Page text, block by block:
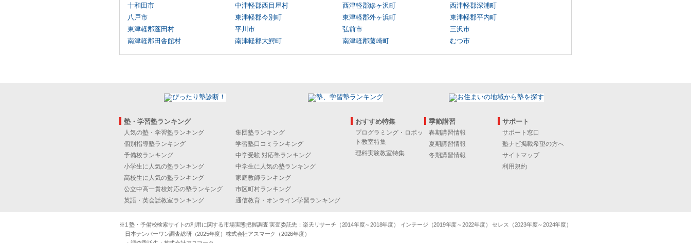
十和田市
中津軽郡西目屋村 西津軽郡鰺ヶ沢町
西津軽郡深浦町
八戸市
東津軽郡今別町 東津軽郡外ヶ浜町
東津軽郡平内町
東津軽郡蓬田村
平川市 弘前市
三沢市
南津軽郡田舎館村
南津軽郡大鰐町 南津軽郡藤崎町 むつ市
塾・学習塾ランキング
人気の塾・学習塾ランキング
集団塾ランキング
個別指導塾ランキング
学習塾口コミランキング
予備校ランキング
中学受験 対応塾ランキング
小学生に人気の塾ランキング
中学生に人気の塾ランキング
高校生に人気の塾ランキング
家庭教師ランキング
公立中高一貫校対応の塾ランキング
市区町村ランキング
英語・英会話教室ランキング
通信教育・オンライン学習ランキング
おすすめ特集
プログラミング・ロボッ
ト教室特集
理科実験教室特集
季節講習
春期講習情報
夏期講習情報
冬期講習情報
サポート
サポート窓口
塾ナビ掲載希望の方へ
サイトマップ
利用規約
※1 塾・予備校検索サイトの利用に関する市場実態把握調査 実査委託先：楽天リサーチ（2014年度～2018年度） インテージ（2019年度～2022年度） セレス（2023年度～2024年度）
日本ナンバーワン調査総研（2025年度）株式会社アスマーク（2026年度）